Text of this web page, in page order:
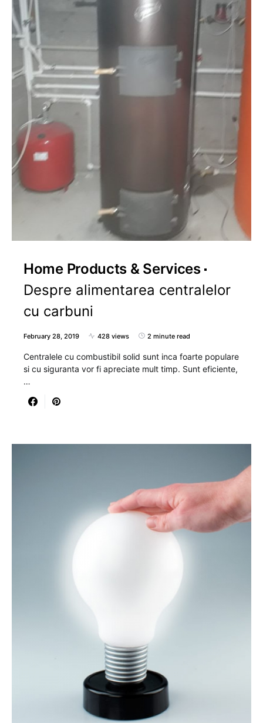
Home Products & Services
Despre alimentarea centralelor
cu carbuni
February 28, 2019 428 views 2 minute read
Centralele cu combustibil solid sunt inca foarte populare
si cu siguranta vor fi apreciate mult timp. Sunt eficiente,
…